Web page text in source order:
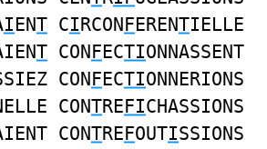
IENT CIRCONFERENTIELLE
T CONFECTIONNASSENT
CONFECTIONNERIONS
CONTREFICHASSIONS
CONTREFOUTISSIONS